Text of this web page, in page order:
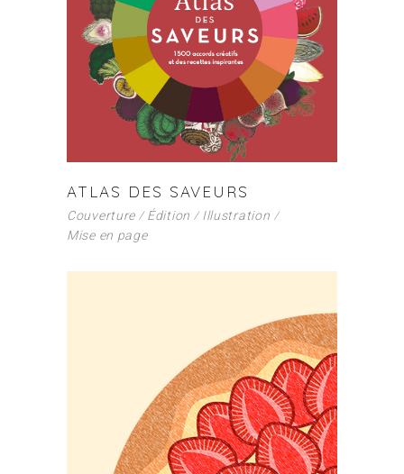
ATLAS DES SAVEURS
Couverture Édition
Illustration
Mise en page